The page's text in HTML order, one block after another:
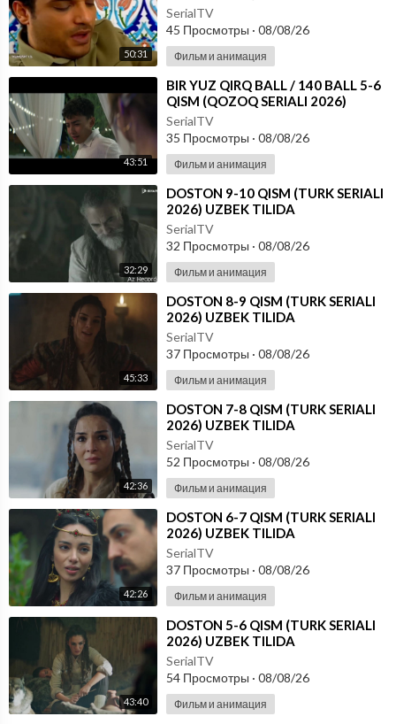
50:31
SerialTV
45 Просмотры · 08/08/26
Фильм и анимация
43:51
⁣⁣BIR YUZ QIRQ BALL / 140 BALL 5-6
QISM (QOZOQ SERIALI 2026)
UZBEK TILIDA
SerialTV
35 Просмотры · 08/08/26
Фильм и анимация
32:29
⁣DOSTON 9-10 QISM (TURK SERIALI
2026) UZBEK TILIDA
SerialTV
32 Просмотры · 08/08/26
Фильм и анимация
45:33
⁣DOSTON 8-9 QISM (TURK SERIALI
2026) UZBEK TILIDA
SerialTV
37 Просмотры · 08/08/26
Фильм и анимация
42:36
⁣DOSTON 7-8 QISM (TURK SERIALI
2026) UZBEK TILIDA
SerialTV
52 Просмотры · 08/08/26
Фильм и анимация
42:26
⁣DOSTON 6-7 QISM (TURK SERIALI
2026) UZBEK TILIDA
SerialTV
37 Просмотры · 08/08/26
Фильм и анимация
43:40
⁣DOSTON 5-6 QISM (TURK SERIALI
2026) UZBEK TILIDA
SerialTV
54 Просмотры · 08/08/26
Фильм и анимация